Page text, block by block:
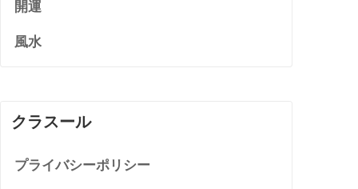
開運
風水
クラスール
プライバシーポリシー